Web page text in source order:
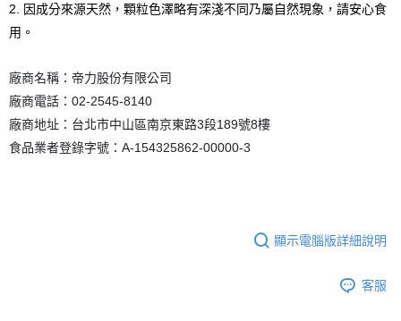
2. 因成分來源天然，顆粒色澤略有深淺不同乃屬自然現象，請安心食
用。
廠商名稱：帝力股份有限公司
廠商電話：02-2545-8140
廠商地址：台北市中山區南京東路3段189號8樓
食品業者登錄字號：A-154325862-00000-3
顯示電腦版詳細說明
客服